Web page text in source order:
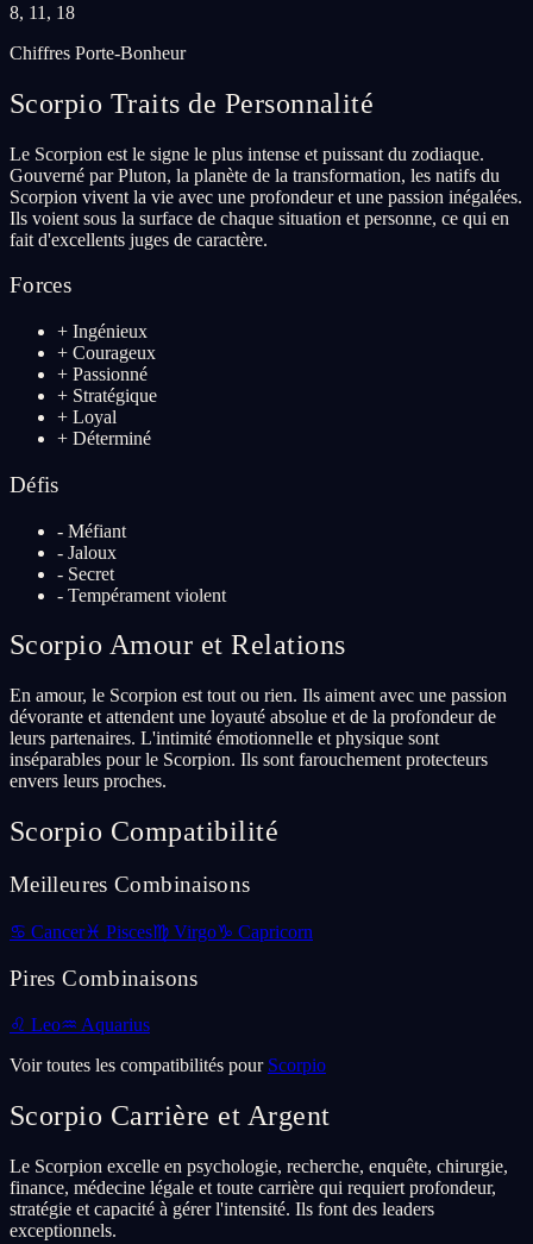
8, 11, 18
Chiffres Porte-Bonheur
Scorpio Traits de Personnalité
Le Scorpion est le signe le plus intense et puissant du zodiaque.
Gouverné par Pluton, la planète de la transformation, les natifs du
Scorpion vivent la vie avec une profondeur et une passion inégalées.
Ils voient sous la surface de chaque situation et personne, ce qui en
fait d'excellents juges de caractère.
Forces
+ Ingénieux
+ Courageux
+ Passionné
+ Stratégique
+ Loyal
+ Déterminé
Défis
- Méfiant
- Jaloux
- Secret
- Tempérament violent
Scorpio Amour et Relations
En amour, le Scorpion est tout ou rien. Ils aiment avec une passion
dévorante et attendent une loyauté absolue et de la profondeur de
leurs partenaires. L'intimité émotionnelle et physique sont
inséparables pour le Scorpion. Ils sont farouchement protecteurs
envers leurs proches.
Scorpio Compatibilité
Meilleures Combinaisons
♋ Cancer♓ Pisces♍ Virgo♑ Capricorn
Pires Combinaisons
♌ Leo♒ Aquarius
Voir toutes les compatibilités pour Scorpio
Scorpio Carrière et Argent
Le Scorpion excelle en psychologie, recherche, enquête, chirurgie,
finance, médecine légale et toute carrière qui requiert profondeur,
stratégie et capacité à gérer l'intensité. Ils font des leaders
exceptionnels.